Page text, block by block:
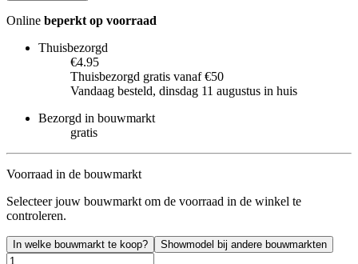
Online beperkt op voorraad
Thuisbezorgd
€4.95
Thuisbezorgd gratis vanaf €50
Vandaag besteld, dinsdag 11 augustus in huis
Bezorgd in bouwmarkt
gratis
Voorraad in de bouwmarkt
Selecteer jouw bouwmarkt om de voorraad in de winkel te
controleren.
In welke bouwmarkt te koop? Showmodel bij andere bouwmarkten